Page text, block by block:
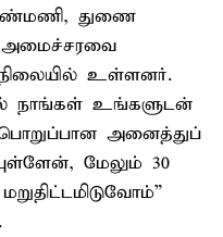
துணை
அமைச்சரவை
உள்ளனர்.
நாங்கள் உங்களுடன்
பொறுப்பான அனைத்துப்
மேலும் 30